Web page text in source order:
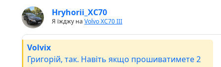
Hryhorii_ХС70
Я їжджу на Volvo XC70 III
Volvix
Григорій, так. Навіть якщо прошиватимете 2